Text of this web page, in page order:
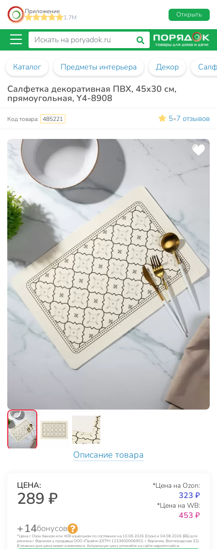
Приложение
1.7M
Открыть
Каталог Предметы интерьера Декор
Салфетка декоративная ПВХ, 45х30 см,
прямоугольная, Y4-8908
Код товара: 485221 5•7 отзывов
Описание товара
ЦЕНА:
289 ₽
*Цена на Ozon:
323 ₽
*Цена на WB:
453 ₽
+ 14бонусов
*Цена с Озон банком или WB кошельком по состоянию на 10.08.2026 (Озон) и 04.08.2026 (ВБ) для
региона г. Воронеж у продавца ООО «Прайм» (ОГРН 1233600006903, г. Воронеж, Волгоградская 32).
В течение дня цена может изменяться. Актуальную цену уточняйте на сайте маркетплейса.